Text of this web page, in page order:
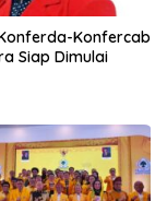
Konfercab
Siap Dimulai